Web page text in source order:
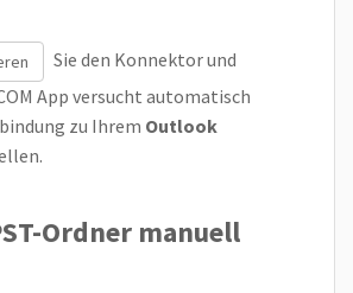
Sie den Konnektor und
App versucht automatisch
zu Ihrem Outlook
Ordner manuell